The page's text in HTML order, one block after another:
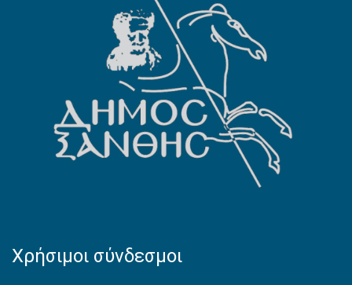
Χρήσιμοι σύνδεσμοι